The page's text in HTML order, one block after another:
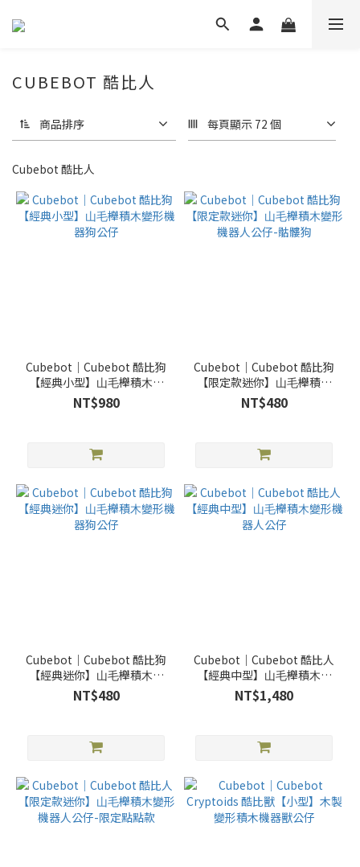
CUBEBOT 酷比人
商品排序 每頁顯示 72 個
Cubebot 酷比人
Cubebot｜Cubebot 酷比狗
【經典⼩型】⼭⽑櫸積⽊變
形機器狗公仔
NT$980
Cubebot｜Cubebot 酷比狗
【限定款迷你】⼭⽑櫸積⽊
變形機器⼈公仔-骷髏狗
NT$480
Cubebot｜Cubebot 酷比狗
【經典迷你】⼭⽑櫸積⽊變
形機器狗公仔
NT$480
Cubebot｜Cubebot 酷比⼈
【經典中型】⼭⽑櫸積⽊變
形機器⼈公仔
NT$1,480